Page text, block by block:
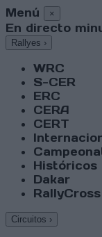
Menú ×
En directo
Rallyes ›
WRC
S-CER
ERC
CERA
CERT
Históricos
Dakar
RallyCross
Circuitos ›